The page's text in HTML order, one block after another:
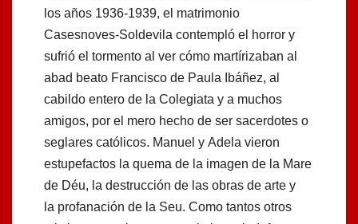
los años 1936-1939, el matrimonio
Casesnoves-Soldevila contempló el horror y
sufrió el tormento al ver cómo martírizaban al
abad beato Francisco de Paula Ibáñez, al
cabildo entero de la Colegiata y a muchos
amigos, por el mero hecho de ser sacerdotes o
seglares católicos. Manuel y Adela vieron
estupefactos la quema de la imagen de la Mare
de Déu, la destrucción de las obras de arte y
la profanación de la Seu. Como tantos otros